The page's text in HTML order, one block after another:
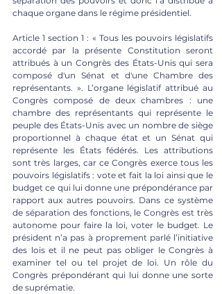
chaque organe dans le régime présidentiel.
Article 1 section 1 : « Tous les pouvoirs législatifs
accordé par la présente Constitution seront
attribués à un Congrès des États-Unis qui sera
composé d'un Sénat et d'une Chambre des
représentants. ». L’organe législatif attribué au
Congrès composé de deux chambres : une
chambre des représentants qui représente le
peuple des États-Unis avec un nombre de siège
proportionnel à chaque état et un Sénat qui
représente les États fédérés. Les attributions
sont très larges, car ce Congrès exerce tous les
pouvoirs législatifs : vote et fait la loi ainsi que le
budget ce qui lui donne une prépondérance par
rapport aux autres pouvoirs. Dans ce système
de séparation des fonctions, le Congrès est très
autonome pour faire la loi, voter le budget. Le
président n’a pas à proprement parlé l’initiative
des lois et il ne peut pas obliger le Congrès à
examiner tel ou tel projet de loi. Un rôle du
Congrès prépondérant qui lui donne une sorte
de suprématie.